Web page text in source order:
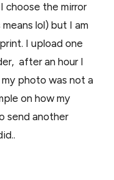
choose the mirror
lol) but I am
I upload one
after an hour I
photo was not a
on how my
send another